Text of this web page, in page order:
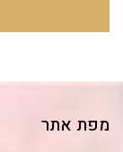
מפת אתר